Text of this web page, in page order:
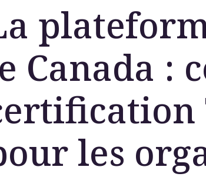
Canada :
les